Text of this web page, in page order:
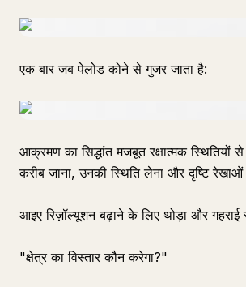
एक बार जब पेलोड कोने से गुजर जाता है:
आक्रमण का सिद्धांत मजबूत रक्षात्मक स्थितियों
करीब जाना, उनकी स्थिति लेना और दृष्टि रेखाओं
आइए रिज़ॉल्यूशन बढ़ाने के लिए थोड़ा और
"क्षेत्र का विस्तार कौन करेगा?"